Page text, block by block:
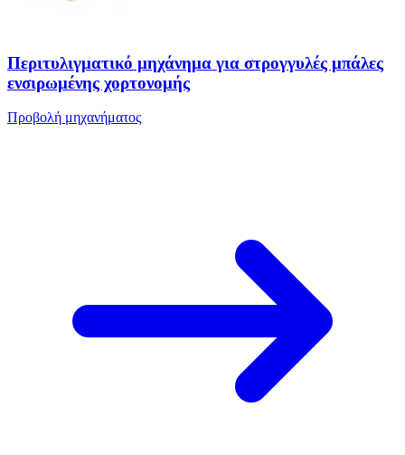
Περιτυλιγματικό μηχάνημα για στρογγυλές μπάλες
ενσιρωμένης χορτονομής
Προβολή μηχανήματος